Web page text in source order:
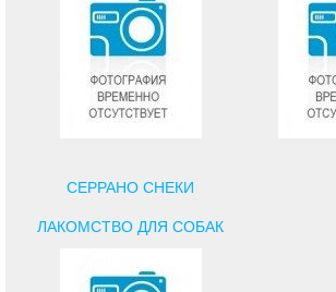
СЕРРАНО СНЕКИ
ЛАКОМСТВО ДЛЯ СОБАК